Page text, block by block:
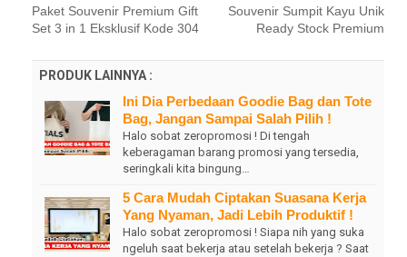
Paket Souvenir Premium Gift
Set 3 in 1 Eksklusif Kode 304
Souvenir Sumpit Kayu Unik
Ready Stock Premium
PRODUK LAINNYA :
Ini Dia Perbedaan Goodie Bag dan Tote
Bag, Jangan Sampai Salah Pilih !
Halo sobat zeropromosi ! Di tengah
keberagaman barang promosi yang tersedia,
seringkali kita bingung…
5 Cara Mudah Ciptakan Suasana Kerja
Yang Nyaman, Jadi Lebih Produktif !
Halo sobat zeropromosi ! Siapa nih yang suka
ngeluh saat bekerja atau setelah bekerja ? Saat